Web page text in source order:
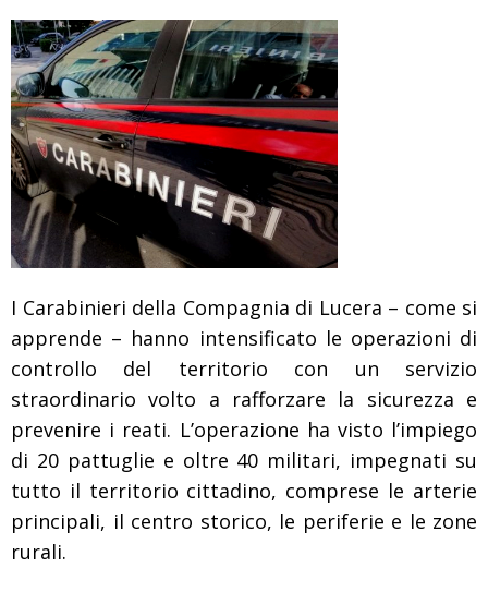
I Carabinieri della Compagnia di Lucera – come si
apprende – hanno intensificato le operazioni di
controllo del territorio con un servizio
straordinario volto a rafforzare la sicurezza e
prevenire i reati. L’operazione ha visto l’impiego
di 20 pattuglie e oltre 40 militari, impegnati su
tutto il territorio cittadino, comprese le arterie
principali, il centro storico, le periferie e le zone
rurali.